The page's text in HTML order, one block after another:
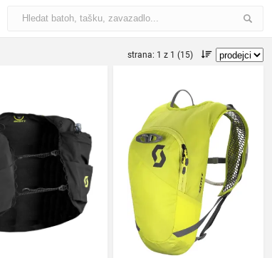
strana: 1 z 1 (15)